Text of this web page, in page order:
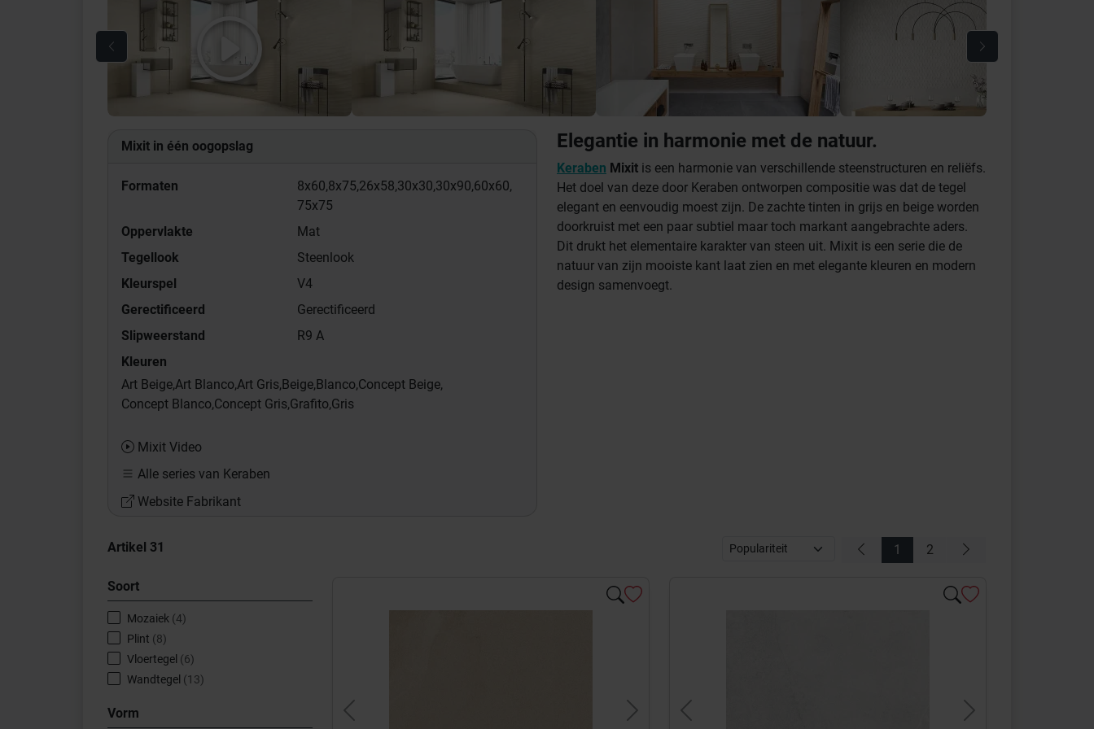
Mixit in één oogopslag
Formaten 8x60,8x75,26x58,30x30,30x90,60x60,
75x75
Oppervlakte
Mat
Tegellook
Steenlook
Kleurspel
V4
Gerectificeerd
Gerectificeerd
Slipweerstand
R9 A
Kleuren
Art Beige,Art Blanco,Art Gris,Beige,Blanco,Concept Beige,
Concept Blanco,Concept Gris,Grafito,Gris
Mixit Video
Alle series van Keraben
Website Fabrikant
Elegantie in harmonie met de natuur.
Keraben Mixit is een harmonie van verschillende steenstructuren en reliëfs.
Het doel van deze door Keraben ontworpen compositie was dat de tegel
elegant en eenvoudig moest zijn. De zachte tinten in grijs en beige worden
doorkruist met een paar subtiel maar toch markant aangebrachte aders.
Dit drukt het elementaire karakter van steen uit. Mixit is een serie die de
natuur van zijn mooiste kant laat zien en met elegante kleuren en modern
design samenvoegt.
Artikel 31 1 2
Soort
Mozaiek (4)
Plint (8)
Vloertegel (6)
Wandtegel (13)
Vorm Previous Next Previous Next